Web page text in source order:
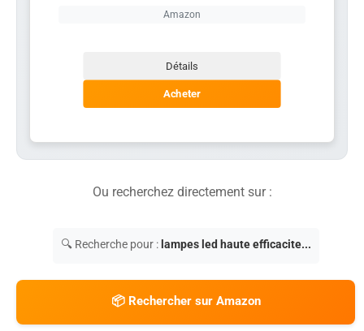
Amazon
Détails
Acheter
Ou recherchez directement sur :
🔍 Recherche pour : lampes led haute efficacite...
📦 Rechercher sur Amazon